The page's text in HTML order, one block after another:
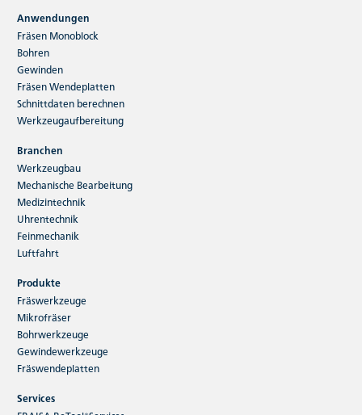
Anwendungen
Fräsen Monoblock
Bohren
Gewinden
Fräsen Wendeplatten
Schnittdaten berechnen
Werkzeugaufbereitung
Branchen
Werkzeugbau
Mechanische Bearbeitung
Medizintechnik
Uhrentechnik
Feinmechanik
Luftfahrt
Produkte
Fräswerkzeuge
Mikrofräser
Bohrwerkzeuge
Gewindewerkzeuge
Fräswendeplatten
Services